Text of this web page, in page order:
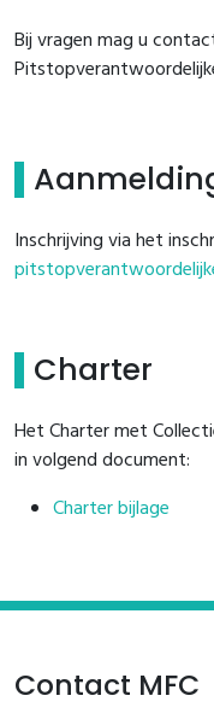
Bij vragen mag u
Inschrijving via het
Charter
Het Charter met
in volgend document:
Charter bijlage
Contact MFC